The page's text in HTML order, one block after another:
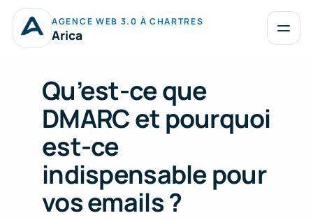
Aller
contenu
AGENCE WEB 3.0 À CHARTRES
Arica
Ouvrir
Qu’est-ce que
DMARC et pourquoi
est-ce
indispensable pour
vos emails ?